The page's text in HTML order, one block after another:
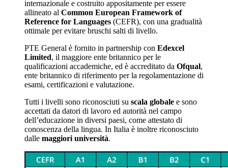
internazionale e costruito appositamente per essere
allineato al Common European Framework of
Reference for Languages (CEFR), con una gradualità
ottimale per evitare bruschi salti di livello.
PTE General è fornito in partnership con Edexcel
Limited, il maggiore ente britannico per le
qualificazioni accademiche, ed è accreditato da Ofqual,
ente britannico di riferimento per la regolamentazione di
esami, certificazioni e valutazione.
Tutti i livelli sono riconosciuti su scala globale e sono
accettati da datori di lavoro ed autorità nel campo
dell’educazione in diversi paesi, come attestato di
conoscenza della lingua. In Italia è inoltre riconosciuto
dalle maggiori università.